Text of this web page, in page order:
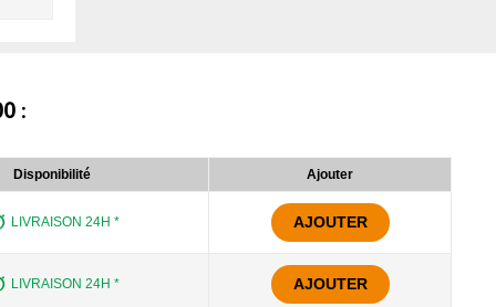
:
Disponibilité Ajouter
LIVRAISON 24H * AJOUTER
LIVRAISON 24H * AJOUTER